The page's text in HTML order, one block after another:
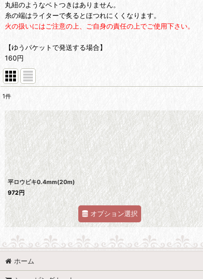
丸紐のようなベトつきはありません。
糸の端はライターで炙るとほつれにくくなります。
火の扱いにはご注意の上、ご自身の責任の上でご使用下さい。
【ゆうパケットで発送する場合】
160円
並び順:
1件
平ロウビキ0.4mm(20m)
972円
オプション選択
ホーム